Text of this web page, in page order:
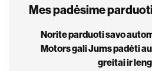
Mes padėsime
Norite parduoti savo
Motors gali Jums padėti
greitai ir